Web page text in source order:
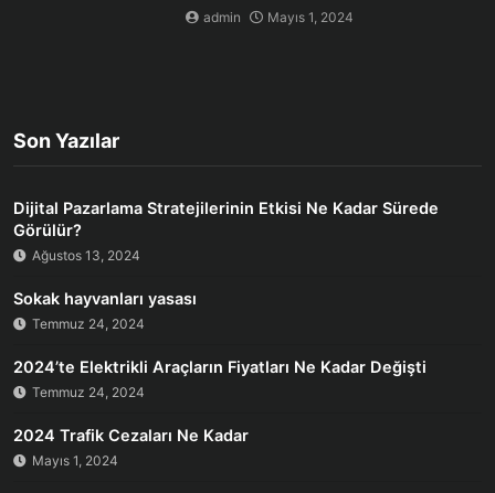
admin Mayıs 1, 2024
Son Yazılar
Dijital Pazarlama Stratejilerinin Etkisi Ne Kadar Sürede
Görülür?
Ağustos 13, 2024
Sokak hayvanları yasası
Temmuz 24, 2024
2024’te Elektrikli Araçların Fiyatları Ne Kadar Değişti
Temmuz 24, 2024
2024 Trafik Cezaları Ne Kadar
Mayıs 1, 2024